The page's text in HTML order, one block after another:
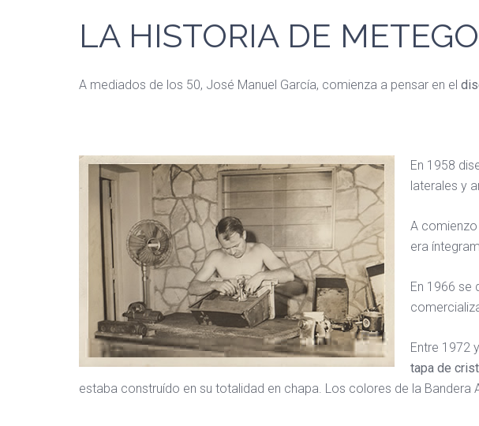
LA HISTORIA DE
A mediados de los 50, José Manuel García, comienza a pensar en el
En 1958
laterales y
A
era
En 1966 se
Entre 1972
tapa de
estaba construído en su totalidad en chapa. Los colores de la